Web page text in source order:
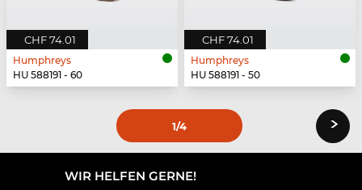
CHF 74.01
Humphreys
HU 588191 - 60
CHF 74.01
Humphreys
HU 588191 - 50
1/4 ›
WIR HELFEN GERNE!